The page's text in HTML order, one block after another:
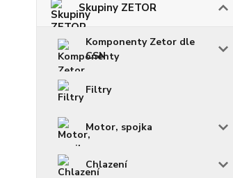
Skupiny ZETOR
Komponenty Zetor dle
CSN
Filtry
Motor, spojka
Chlazení